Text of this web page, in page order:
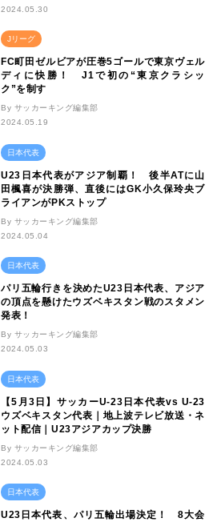
2024.05.30
Jリーグ
FC町田ゼルビアが圧巻5ゴールで東京ヴェル
ディに快勝！ J1で初の“東京クラシッ
ク”を制す
By サッカーキング編集部
2024.05.19
日本代表
U23日本代表がアジア制覇！ 後半ATに山
田楓喜が決勝弾、直後にはGK小久保玲央ブ
ライアンがPKストップ
By サッカーキング編集部
2024.05.04
日本代表
パリ五輪行きを決めたU23日本代表、アジア
の頂点を懸けたウズベキスタン戦のスタメン
発表！
By サッカーキング編集部
2024.05.03
日本代表
【5月3日】サッカーU-23日本代表vs U-23
ウズベキスタン代表｜地上波テレビ放送・ネ
ット配信｜U23アジアカップ決勝
By サッカーキング編集部
2024.05.03
日本代表
U23日本代表、パリ五輪出場決定！ 8大会